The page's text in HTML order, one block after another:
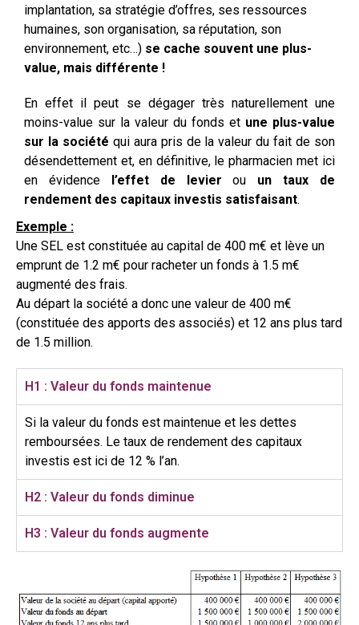
implantation, sa stratégie d’offres, ses ressources
humaines, son organisation, sa réputation, son
environnement, etc…) se cache souvent une plus-
value, mais différente !
En effet il peut se dégager très naturellement une
moins-value sur la valeur du fonds et une plus-value
sur la société qui aura pris de la valeur du fait de son
désendettement et, en définitive, le pharmacien met ici
en évidencel’effet de levierou un taux de
rendement des capitaux investis satisfaisant.
Exemple :
Une SEL est constituée au capital de 400 m€ et lève un
emprunt de 1.2 m€ pour racheter un fonds à 1.5 m€
augmenté des frais.
Au départ la société a donc une valeur de 400 m€
(constituée des apports des associés) et 12 ans plus tard
de 1.5 million.
H1 : Valeur du fonds maintenue
Si la valeur du fonds est maintenue et les dettes
remboursées. Le taux de rendement des capitaux
investis est ici de 12 % l’an.
H2 : Valeur du fonds diminue
H3 : Valeur du fonds augmente